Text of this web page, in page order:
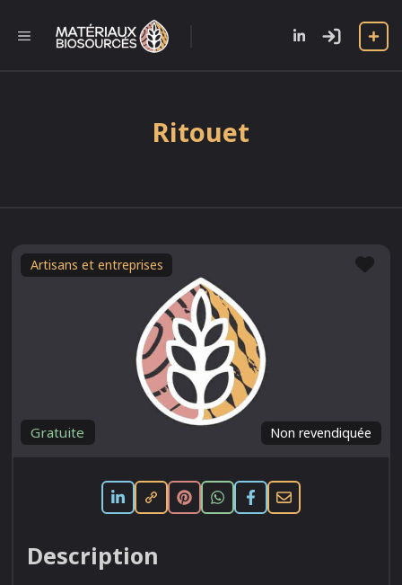
contenu
MENU
Ritouet
Non revendiquée
Gratuite
Artisans et entreprises
Description